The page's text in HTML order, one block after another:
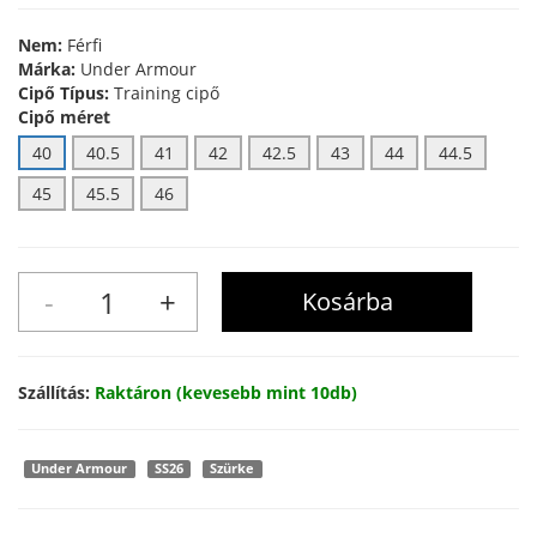
Nem: Férfi
Márka: Under Armour
Cipő Típus: Training cipő
Cipő méret
40
40.5 41 42 42.5 43 44
44.5
45
45.5 46
Szállítás: Raktáron (kevesebb mint 10db)
Under Armour SS26 Szürke